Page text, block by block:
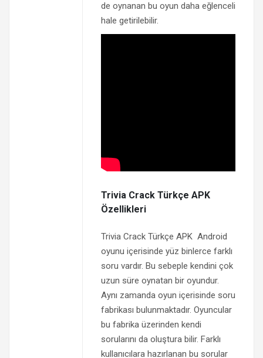
de oynanan bu oyun daha eğlenceli
hale getirilebilir.
Trivia Crack Türkçe APK
Özellikleri
Trivia Crack Türkçe APK Android
oyunu içerisinde yüz binlerce farklı
soru vardır. Bu sebeple kendini çok
uzun süre oynatan bir oyundur.
Aynı zamanda oyun içerisinde soru
fabrikası bulunmaktadır. Oyuncular
bu fabrika üzerinden kendi
sorularını da oluştura bilir. Farklı
kullanıcılara hazırlanan bu sorular